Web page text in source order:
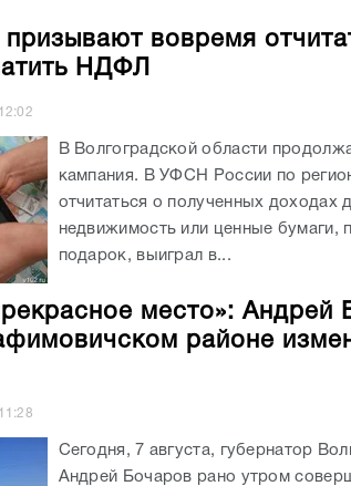
призывают вовремя
НДФЛ
12:02
В Волгоградской области
кампания. В УФСН России по
отчитаться о полученных доходах
недвижимость или ценные бумаги,
подарок, выиграл в...
место»: Андрей
районе
11:28
Сегодня, 7 августа, губернатор
Андрей Бочаров рано утром